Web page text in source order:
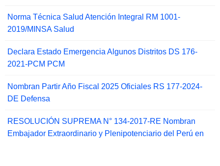
Norma Técnica Salud Atención Integral RM 1001-
2019/MINSA Salud
Declara Estado Emergencia Algunos Distritos DS 176-
2021-PCM PCM
Nombran Partir Año Fiscal 2025 Oficiales RS 177-2024-
DE Defensa
RESOLUCIÓN SUPREMA N° 134-2017-RE Nombran
Embajador Extraordinario y Plenipotenciario del Perú en